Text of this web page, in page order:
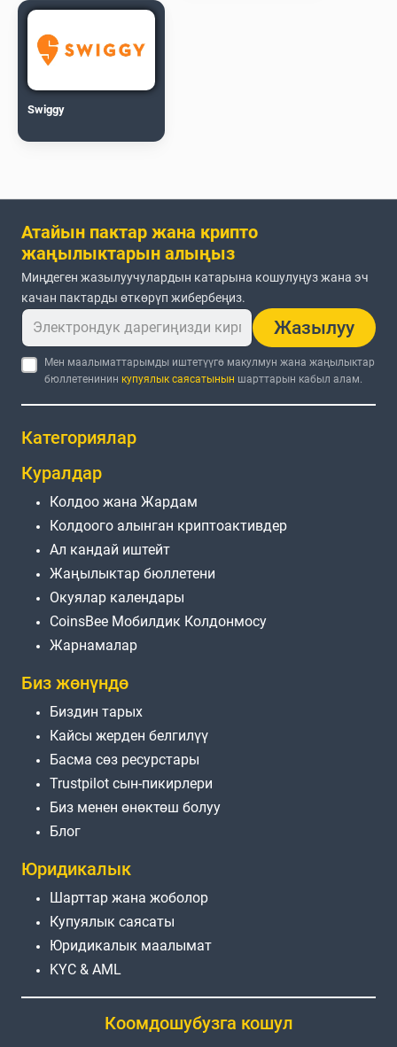
Swiggy
Атайын пактар жана крипто
жаңылыктарын алыңыз
Миңдеген жазылуучулардын катарына кошулуңуз жана эч
качан пактарды өткөрүп жибербеңиз.
Жазылуу
Мен маалыматтарымды иштетүүгө макулмун жана жаңылыктар
бюллетенинин купуялык саясатынын шарттарын кабыл алам.
Категориялар
Куралдар
Колдоо жана Жардам
Колдоого алынган криптоактивдер
Ал кандай иштейт
Жаңылыктар бюллетени
Окуялар календары
CoinsBee Мобилдик Колдонмосу
Жарнамалар
Биз жөнүндө
Биздин тарых
Кайсы жерден белгилүү
Басма сөз ресурстары
Trustpilot сын-пикирлери
Биз менен өнөктөш болуу
Блог
Юридикалык
Шарттар жана жоболор
Купуялык саясаты
Юридикалык маалымат
KYC & AML
Коомдошубузга кошул